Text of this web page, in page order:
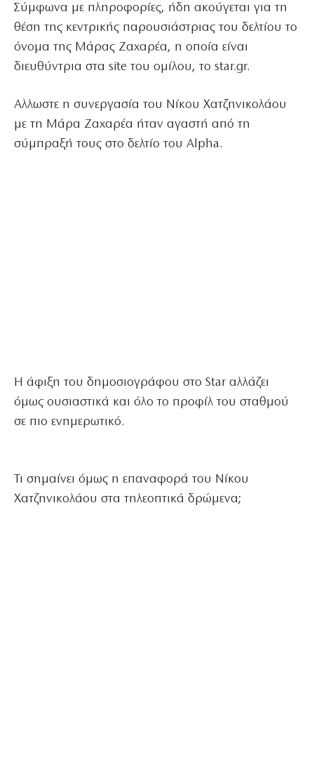
Σύμφωνα με πληροφορίες, ήδη ακούγεται για τη
θέση της κεντρικής παρουσιάστριας του δελτίου το
όνομα της Μάρας Ζαχαρέα, η οποία είναι
διευθύντρια στα site του oμίλου, το star.gr.
Αλλωστε η συνεργασία του Νίκου Χατζηνικολάου
με τη Μάρα Ζαχαρέα ήταν αγαστή από τη
σύμπραξή τους στο δελτίο του Alpha.
Η άφιξη του δημοσιογράφου στο Star αλλάζει
όμως ουσιαστικά και όλο το προφίλ του σταθμού
σε πιο ενημερωτικό.
Τι σημαίνει όμως η επαναφορά του Νίκου
Χατζηνικολάου στα τηλεοπτικά δρώμενα;